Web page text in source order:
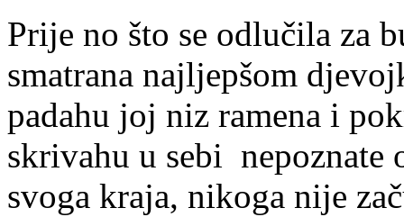
Prije no što se odlučila za
smatrana najljepšom
padahu joj niz ramena i
skrivahu u sebi
svoga kraja, nikoga nije